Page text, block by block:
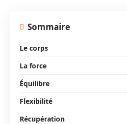
Sommaire
Le corps
La force
Équilibre
Flexibilité
Récupération